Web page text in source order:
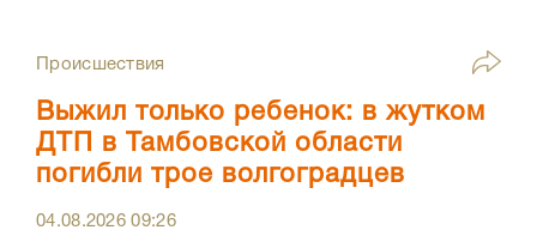
Происшествия
Выжил только ребенок: в жутком
ДТП в Тамбовской области
погибли трое волгоградцев
04.08.202609:26